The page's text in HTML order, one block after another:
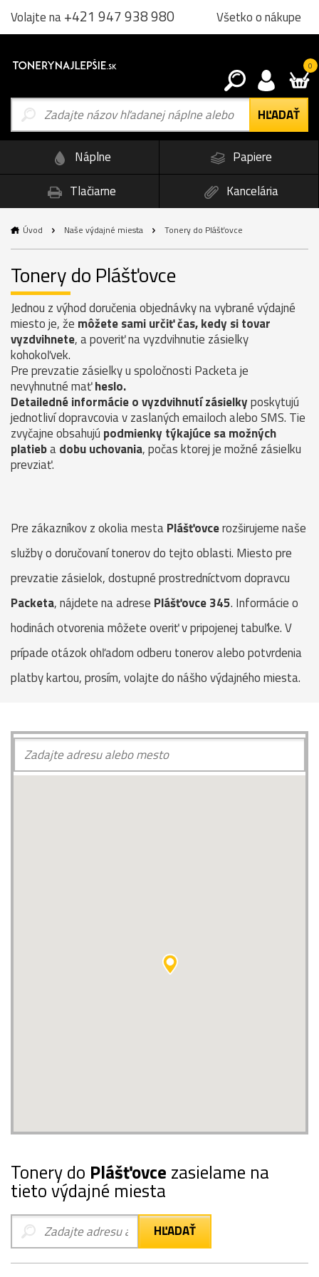
Volajte na+421 947 938 980 Všetko o nákupe
0
Náplne
Papiere
Tlačiarne
Kancelária
Úvod Naše výdajné miesta Tonery do Plášťovce
Tonery do Plášťovce
Jednou z výhod doručenia objednávky na vybrané výdajné
miesto je, že môžete sami určiť čas, kedy si tovar
vyzdvihnete, a poveriť na vyzdvihnutie zásielky
kohokoľvek.
Pre prevzatie zásielky u spoločnosti Packeta je
nevyhnutné maťheslo.
Detailedné informácie o vyzdvihnutí zásielkyposkytujú
jednotliví dopravcovia v zaslaných emailoch alebo SMS. Tie
zvyčajne obsahujú podmienky týkajúce sa možných
platiebadobu uchovania, počas ktorej je možné zásielku
prevziať.
Pre zákazníkov z okolia mestaPlášťovcerozširujeme naše
služby o doručovaní tonerov do tejto oblasti. Miesto pre
prevzatie zásielok, dostupné prostredníctvom dopravcu
Packeta, nájdete na adrese Plášťovce 345. Informácie o
hodinách otvorenia môžete overiť v pripojenej tabuľke. V
prípade otázok ohľadom odberu tonerov alebo potvrdenia
platby kartou, prosím, volajte do nášho výdajného miesta.
Tonery do Plášťovce zasielame na
tieto výdajné miesta